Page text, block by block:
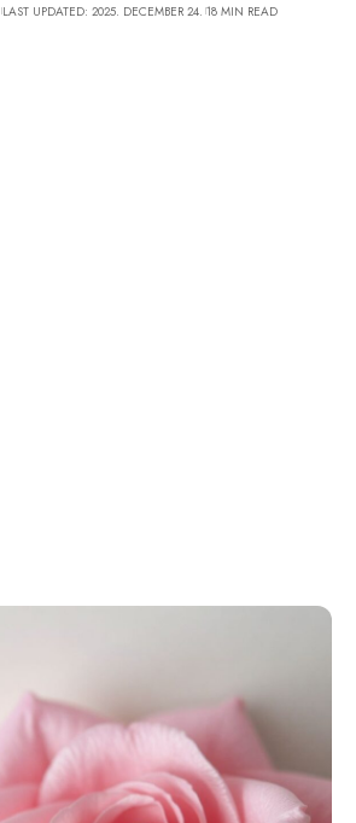
LAST UPDATED: 2025. DECEMBER 24. 18 MIN READ